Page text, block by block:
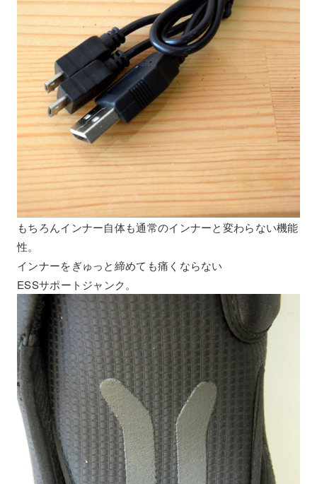
もちろんインナー自体も通常のインナーと変わらない機能
性。
インナーをぎゅっと締めても痛くならない
ESSサポートジャンク。